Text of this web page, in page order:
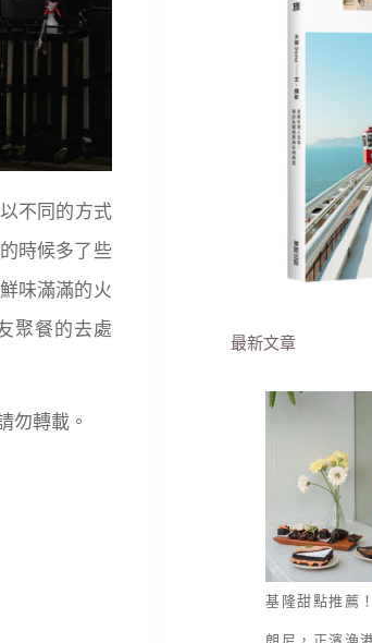
以不同的方式
時候多了些
味滿滿的火
聚餐的去處
勿轉載。
最新文章
基隆甜點推薦